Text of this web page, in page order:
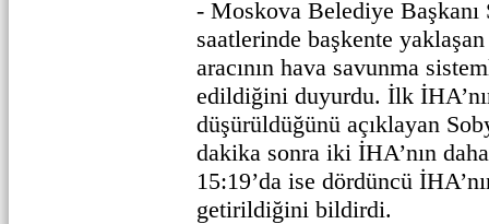
- Moskova Belediye Başkanı
saatlerinde başkente
aracının hava savunma
edildiğini duyurdu. İlk
düşürüldüğünü açıklayan
dakika sonra iki İHA’nın
15:19’da ise dördüncü
getirildiğini bildirdi.